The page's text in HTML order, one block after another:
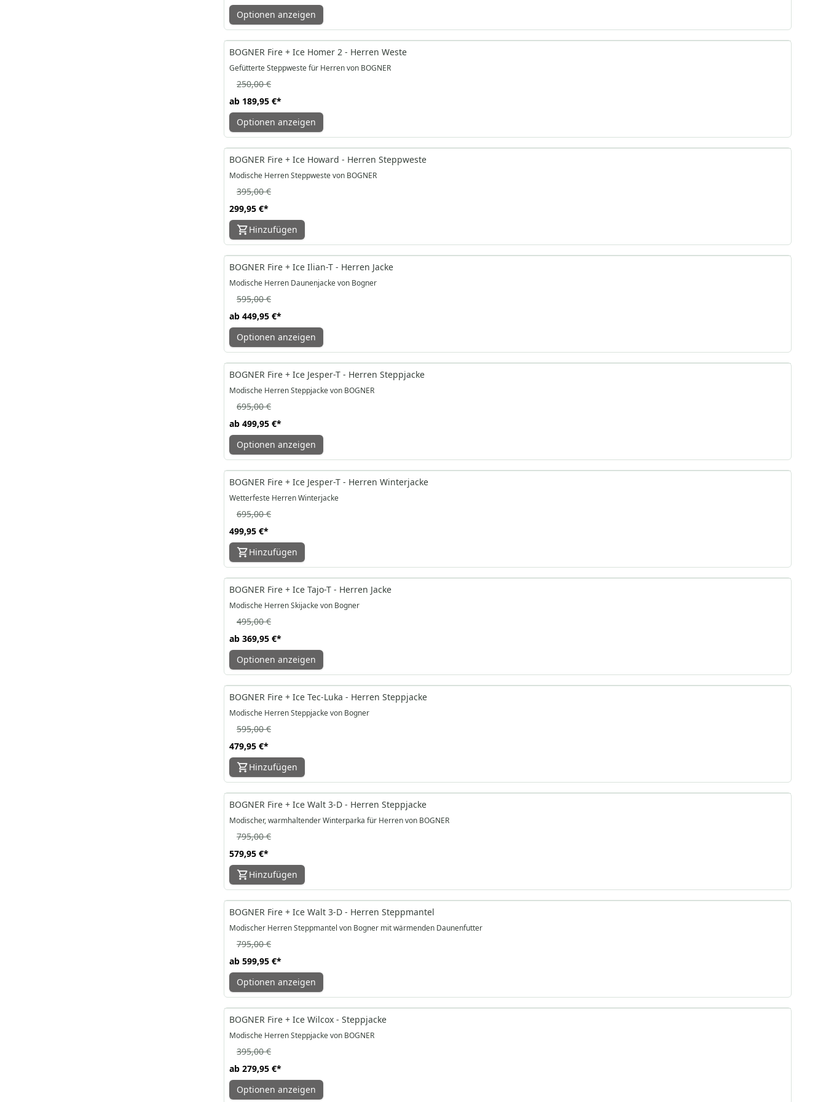
Optionen anzeigen
-24%
BOGNER Fire + Ice Homer 2 - Herren Weste
Gefütterte Steppweste für Herren von BOGNER
ab 189,95 €*
250,00 €
Optionen anzeigen
-24%
BOGNER Fire + Ice Howard - Herren Steppweste
Modische Herren Steppweste von BOGNER
299,95 €*
395,00 €
Hinzufügen
-24%
BOGNER Fire + Ice Ilian-T - Herren Jacke
Modische Herren Daunenjacke von Bogner
ab 449,95 €*
595,00 €
Optionen anzeigen
-28%
BOGNER Fire + Ice Jesper-T - Herren Steppjacke
Modische Herren Steppjacke von BOGNER
ab 499,95 €*
695,00 €
Optionen anzeigen
-28%
BOGNER Fire + Ice Jesper-T - Herren Winterjacke
Wetterfeste Herren Winterjacke
499,95 €*
695,00 €
Hinzufügen
-25%
BOGNER Fire + Ice Tajo-T - Herren Jacke
Modische Herren Skijacke von Bogner
ab 369,95 €*
495,00 €
Optionen anzeigen
-19%
BOGNER Fire + Ice Tec-Luka - Herren Steppjacke
Modische Herren Steppjacke von Bogner
479,95 €*
595,00 €
Hinzufügen
-27%
BOGNER Fire + Ice Walt 3-D - Herren Steppjacke
Modischer, warmhaltender Winterparka für Herren von BOGNER
579,95 €*
795,00 €
Hinzufügen
-25%
BOGNER Fire + Ice Walt 3-D - Herren Steppmantel
Modischer Herren Steppmantel von Bogner mit wärmenden Daunenfutter
ab 599,95 €*
795,00 €
Optionen anzeigen
-29%
BOGNER Fire + Ice Wilcox - Steppjacke
Modische Herren Steppjacke von BOGNER
ab 279,95 €*
395,00 €
Optionen anzeigen